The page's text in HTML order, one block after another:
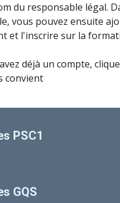
du responsable légal.
vous pouvez ensuite
et l'inscrire sur la
déjà un compte,
convient
PSC1
GQS